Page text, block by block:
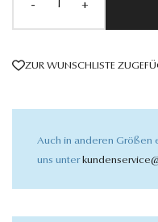
- +
ZUR WUNSCHLISTE
Auch in anderen Größen
uns unter